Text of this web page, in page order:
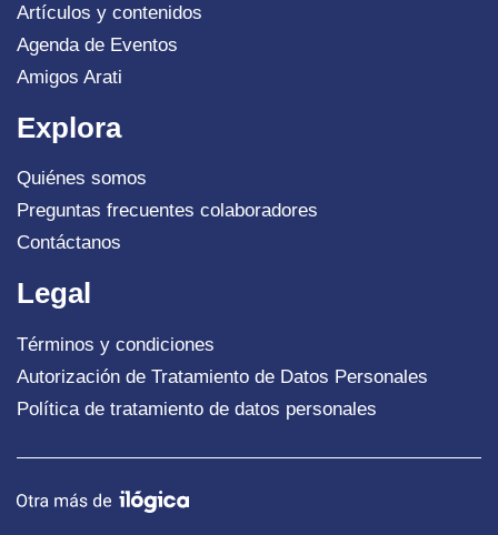
Artículos y contenidos
Agenda de Eventos
Amigos Arati
Explora
Quiénes somos
Preguntas frecuentes colaboradores
Contáctanos
Legal
Términos y condiciones
Autorización de Tratamiento de Datos Personales
Política de tratamiento de datos personales